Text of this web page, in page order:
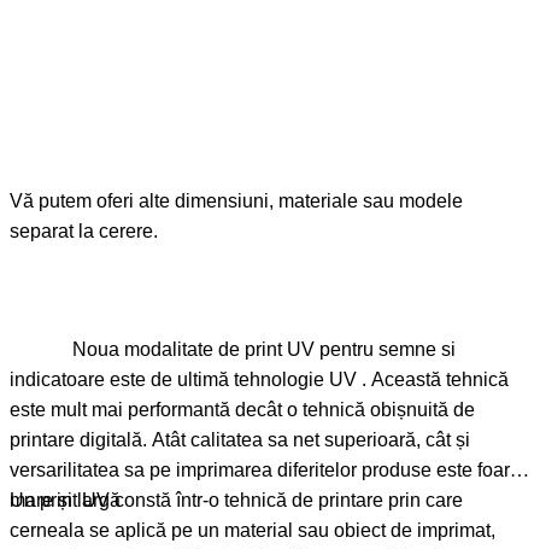
Vă putem oferi alte dimensiuni, materiale sau modele
separat la cerere.
indicatoare este de ultimă tehnologie UV . Această tehnică
este mult mai performantă decât o tehnică obișnuită de
printare digitală. Atât calitatea sa net superioară, cât și
versarilitatea sa pe imprimarea diferitelor produse este foarte
mare și largă
Un print UV constă într-o tehnică de printare prin care
cerneala se aplică pe un material sau obiect de imprimat,